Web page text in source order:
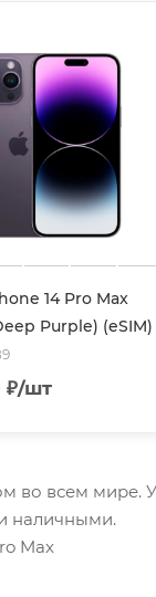
14 Pro Max
Purple) (eSIM)
₽/шт
во всем мире.
наличными.
Max